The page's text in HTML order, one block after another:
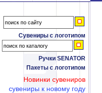
Сувениры с логотипом
Ручки SENATOR
Пакеты с логотипом
Новинки сувениров
сувениры к новому году